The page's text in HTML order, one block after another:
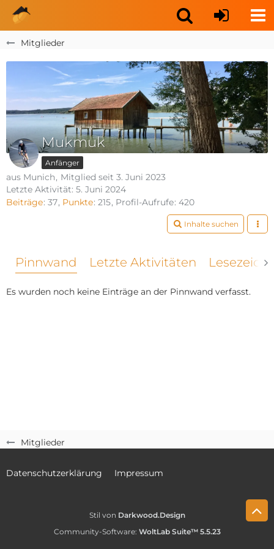
Mitglieder
Mitglieder
Mukmuk
Anfänger
aus Munich
Mitglied seit 3. Juni 2023
Letzte Aktivität: 5. Juni 2024
Beiträge 37 Punkte 215 Profil-Aufrufe 420
Inhalte suchen
Pinnwand Letzte Aktivitäten
Es wurden noch keine Einträge an der Pinnwand verfasst.
Datenschutzerklärung Impressum
Stil von Darkwood.Design
Community-Software: WoltLab Suite™ 5.5.23